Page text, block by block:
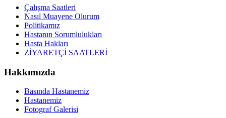
Çalışma Saatleri
Nasıl Muayene Olurum
Politikamız
Hastanın Sorumlulukları
Hasta Hakları
ZİYARETÇİ SAATLERİ
Hakkımızda
Basında Hastanemiz
Hastanemiz
Fotograf Galerisi